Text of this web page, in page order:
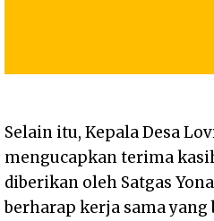
Selain itu, Kepala Desa
mengucapkan terima
diberikan oleh Satgas
berharap kerja sama